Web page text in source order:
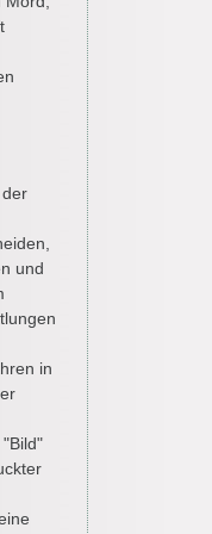
und
in